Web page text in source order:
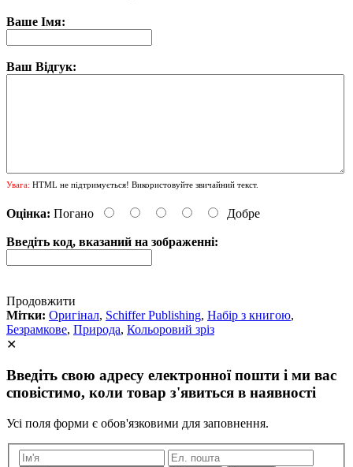
Ваше Імя:
Ваш Відгук:
Увага: HTML не підтримується! Використовуйте звичайний текст.
Оцінка: Погано Добре
Введіть код, вказаний на зображенні:
Продовжити
Мітки: Оригінал, Schiffer Publishing, Набір з книгою,
Безрамкове, Природа, Кольоровий зріз
✕
Введіть свою адресу електронної пошти і ми вас
сповістимо, коли товар з'явиться в наявності
Усі поля форми є обов'язковими для заповнення.